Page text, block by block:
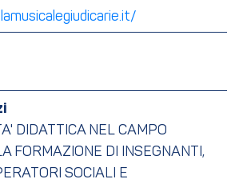
DIDATTICA NEL CAMPO
FORMAZIONE DI INSEGNANTI,
SOCIALI E